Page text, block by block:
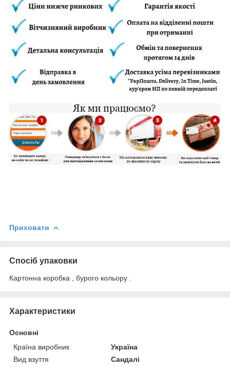
Приховати
Спосіб упаковки
Картонна коробка , бурого кольору .
Характеристики
Основні
Країна виробник
Україна
Вид взуття
Сандалі